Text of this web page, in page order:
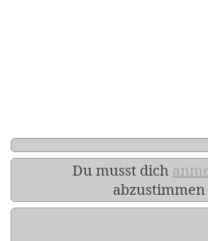
Du musst dich
abzustimmen